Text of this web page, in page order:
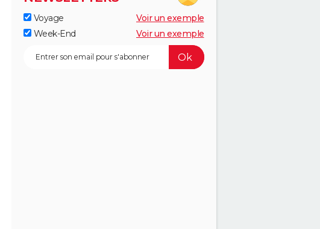
Voyage
Voir un exemple
Week-End
Voir un exemple